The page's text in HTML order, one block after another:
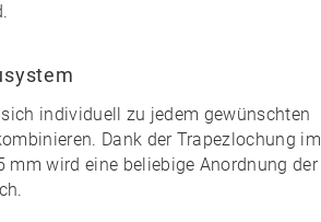
.
individuell zu jedem gewünschten
. Dank der Trapezlochung im
mm wird eine beliebige Anordnung der